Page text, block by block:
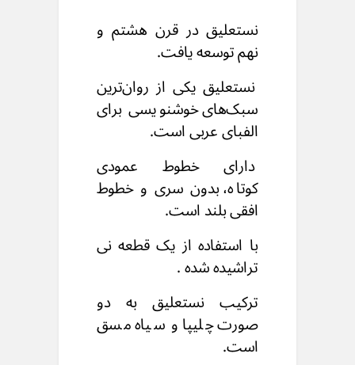
نستعلیق در قرن هشتم و
نهم توسعه یافت.
نستعلیق یکی از روان‌ترین
سبک‌های خوشنویسی برای
الفبای عربی است.
دارای خطوط عمودی
کوتاه،بدون سری و خطوط
افقی بلند است.
با استفاده از یک قطعه نی
تراشیده شده .
ترکیب نستعلیق به دو
صورت چلیپا و سیاه مسق
است.